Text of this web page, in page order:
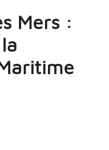
Mers :